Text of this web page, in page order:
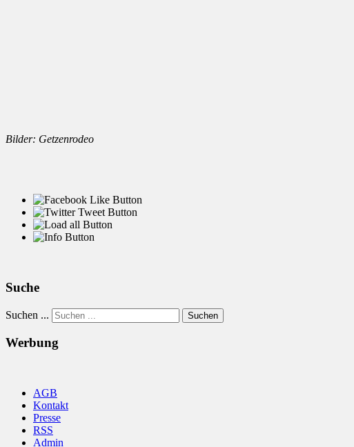
Bilder: Getzenrodeo
Suche
Suchen ... Suchen
Werbung
AGB
Kontakt
Presse
RSS
Admin